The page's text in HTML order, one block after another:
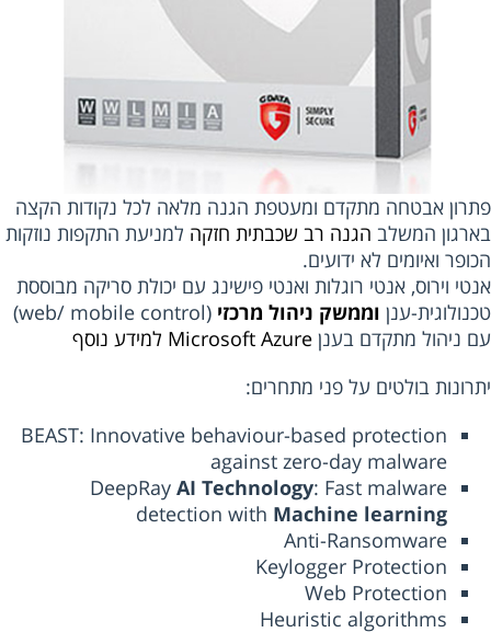
אבטחה מתקדם ומעטפת הגנה מלאה לכל נקודות הקצה
המשלבהגנה רב שכבתית חזקהלמניעת התקפות נוזקות
ואיומים לא ידועים.
וירוס, אנטי רוגלות ואנטי פישינג עם יכולת סריקה מבוססת
ענןוממשק ניהול מרכזי
(web/ mobile control)
ניהול מתקדם בענןMicrosoft Azure למידע נוסף
בולטים על פני מתחרים:
BEAST: Innovative behaviour-based protection
against zero-day malware
DeepRayAI Technology: Fast malware
detection withMachine learning
Anti-Ransomware
Keylogger Protection
Web Protection
Heuristic algorithms